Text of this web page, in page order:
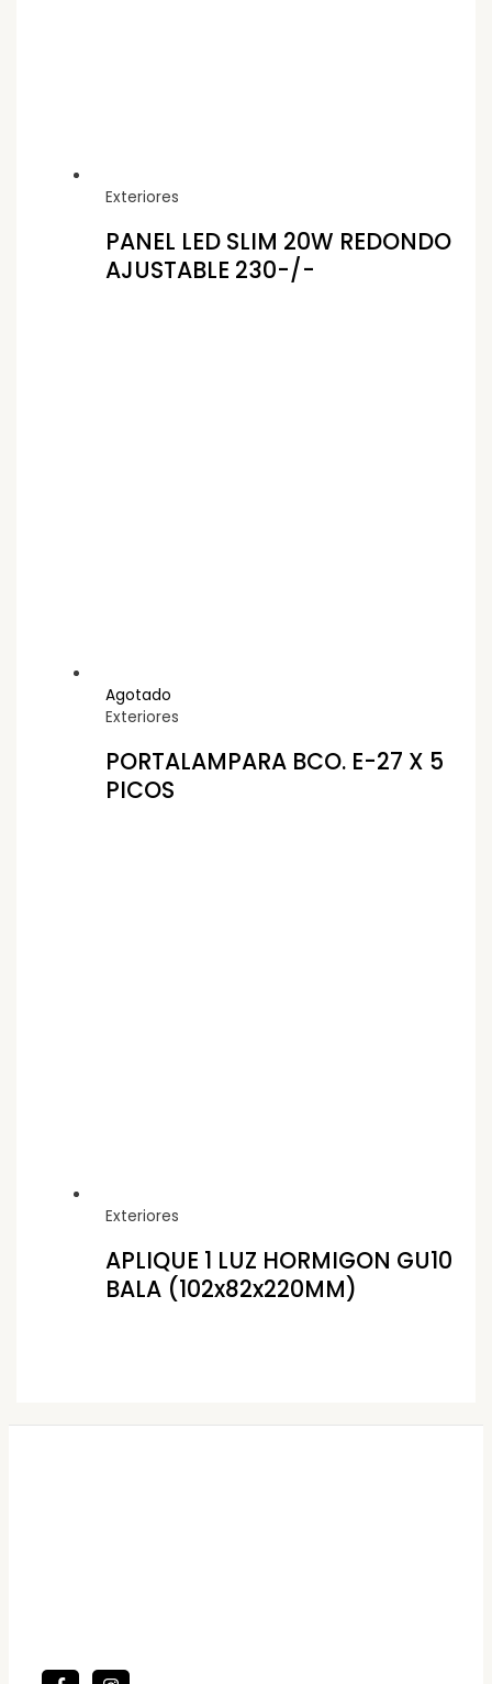
Exteriores
PANEL LED SLIM 20W REDONDO
AJUSTABLE 230-/-
Agotado
Exteriores
PORTALAMPARA BCO. E-27 X 5
PICOS
Exteriores
APLIQUE 1 LUZ HORMIGON GU10
BALA (102x82x220MM)